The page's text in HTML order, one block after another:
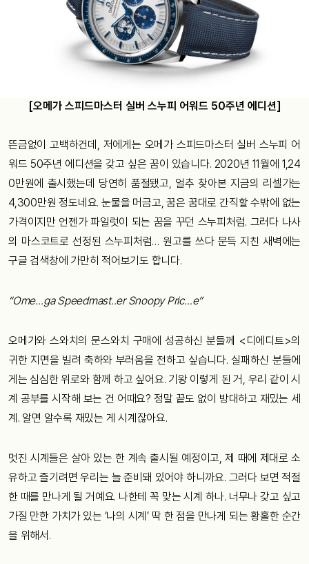
[오메가 스피드마스터 실버 스누피 어워드 50주년 에디션]
뜬금없이 고백하건데, 저에게는 오메가 스피드마스터 실버 스누피 어
워드 50주년 에디션을 갖고 싶은 꿈이 있습니다. 2020년 11월에 1,24
0만원에 출시했는데 당연히 품절됐고, 얼추 찾아본 지금의 리셀가는
4,300만원 정도네요. 눈물을 머금고, 꿈은 꿈대로 간직할 수밖에 없는
가격이지만 언젠가 파일럿이 되는 꿈을 꾸던 스누피처럼. 그러다 나사
의 마스코트로 선정된 스누피처럼… 원고를 쓰다 문득 지친 새벽에는
구글 검색창에 가만히 적어보기도 합니다.
“Ome…ga Speedmast..er Snoopy Pric…e”
오메가와 스와치의 문스와치 구매에 성공하신 분들께 <디에디트>의
귀한 지면을 빌려 축하와 부러움을 전하고 싶습니다. 실패하신 분들에
게는 심심한 위로와 함께 하고 싶어요. 기왕 이렇게 된 거, 우리 같이 시
계 공부를 시작해 보는 건 어때요? 정말 끝도 없이 방대하고 재밌는 세
계. 알면 알수록 재밌는 게 시계잖아요.
멋진 시계들은 살아 있는 한 계속 출시될 예정이고, 제 때에 제대로 소
유하고 즐기려면 우리는 늘 준비돼 있어야 하니까요. 그러다 보면 적절
한 때를 만나게 될 거예요. 나한테 꼭 맞는 시계 하나. 너무나 갖고 싶고
가질 만한 가치가 있는 ‘나의 시계’ 딱 한 점을 만나게 되는 황홀한 순간
을 위해서.